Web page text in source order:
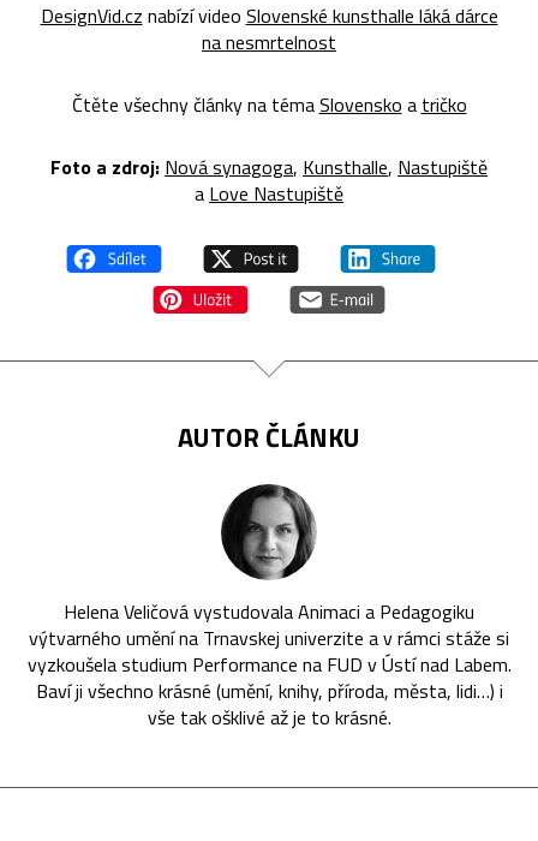
DesignVid.cz nabízí video Slovenské kunsthalle láká dárce
na nesmrtelnost
Čtěte všechny články na témaSlovensko a tričko
Foto a zdroj: Nová synagoga, Kunsthalle, Nastupiště
a Love Nastupiště
AUTOR ČLÁNKU
Helena Veličová vystudovala Animaci a Pedagogiku
výtvarného umění na Trnavskej univerzite a v rámci stáže si
vyzkoušela studium Performance na FUD v Ústí nad Labem.
Baví ji všechno krásné (umění, knihy, příroda, města, lidi…) i
vše tak ošklivé až je to krásné.